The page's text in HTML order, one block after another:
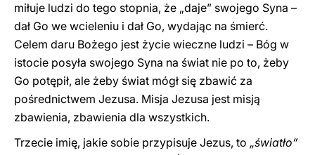
miłuje ludzi do tego stopnia, że „daje” swojego Syna –
dał Go we wcieleniu i dał Go, wydając na śmierć.
Celem daru Bożego jest życie wieczne ludzi – Bóg w
istocie posyła swojego Syna na świat nie po to, żeby
Go potępił, ale żeby świat mógł się zbawić za
pośrednictwem Jezusa. Misja Jezusa jest misją
zbawienia, zbawienia dla wszystkich.
Trzecie imię, jakie sobie przypisuje Jezus, to „światło”